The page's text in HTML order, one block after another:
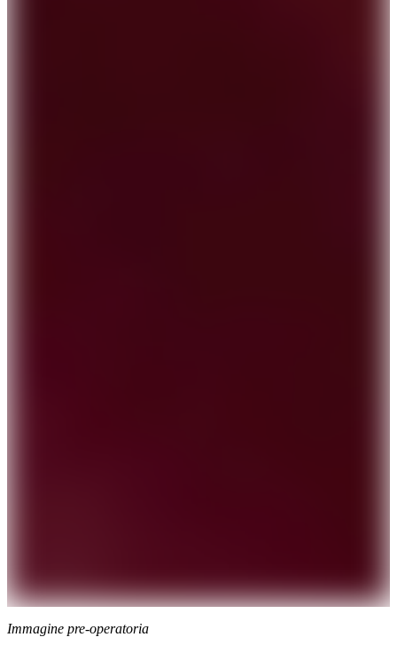
Immagine pre-operatoria